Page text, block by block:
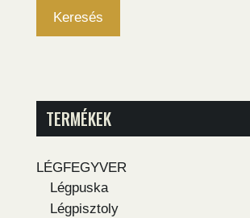
Keresés
TERMÉKEK
LÉGFEGYVER
Légpuska
Légpisztoly